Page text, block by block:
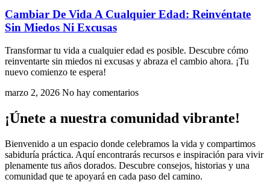
Cambiar De Vida A Cualquier Edad: Reinvéntate
Sin Miedos Ni Excusas
Transformar tu vida a cualquier edad es posible. Descubre cómo
reinventarte sin miedos ni excusas y abraza el cambio ahora. ¡Tu
nuevo comienzo te espera!
marzo 2, 2026 No hay comentarios
¡Únete a nuestra comunidad vibrante!
Bienvenido a un espacio donde celebramos la vida y compartimos
sabiduría práctica. Aquí encontrarás recursos e inspiración para vivir
plenamente tus años dorados. Descubre consejos, historias y una
comunidad que te apoyará en cada paso del camino.